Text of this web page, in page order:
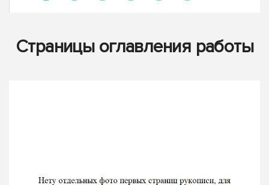
Страницы оглавления работы